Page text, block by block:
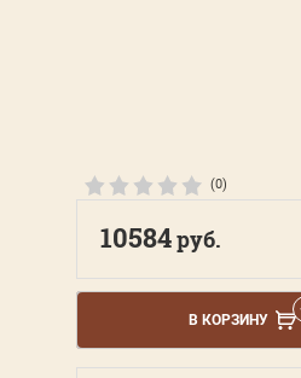
(0)
10584руб.
В КОРЗИНУ